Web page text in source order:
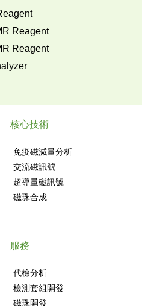
Reagent
Reagent
核心技術
免疫磁減量分析
交流磁訊號
超導量磁訊號
磁珠合成
服務
代檢分析
檢測套組開發
磁珠開發